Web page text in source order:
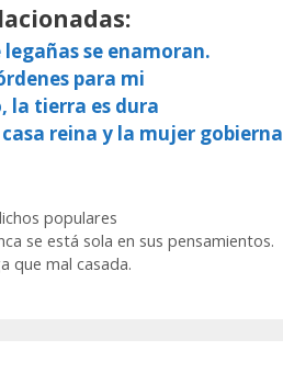
se enamoran.
para mi
la tierra es dura
casa reina y la mujer gobierna
populares
se está sola en sus pensamientos.
que mal casada.